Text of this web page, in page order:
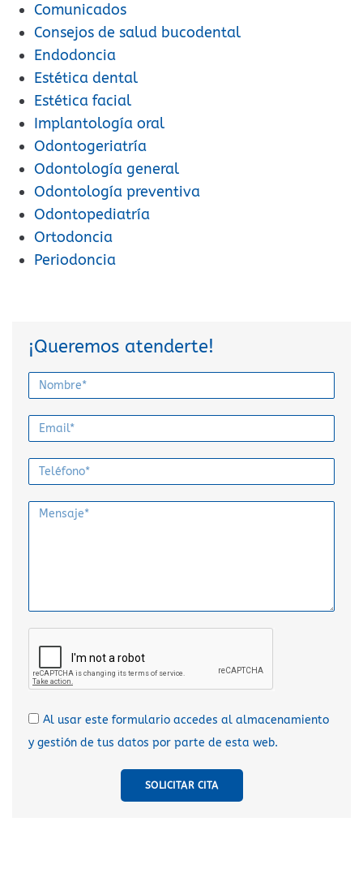
Comunicados
Consejos de salud bucodental
Endodoncia
Estética dental
Estética facial
Implantología oral
Odontogeriatría
Odontología general
Odontología preventiva
Odontopediatría
Ortodoncia
Periodoncia
¡Queremos atenderte!
Al usar este formulario accedes al almacenamiento
y gestión de tus datos por parte de esta web.
SOLICITAR CITA